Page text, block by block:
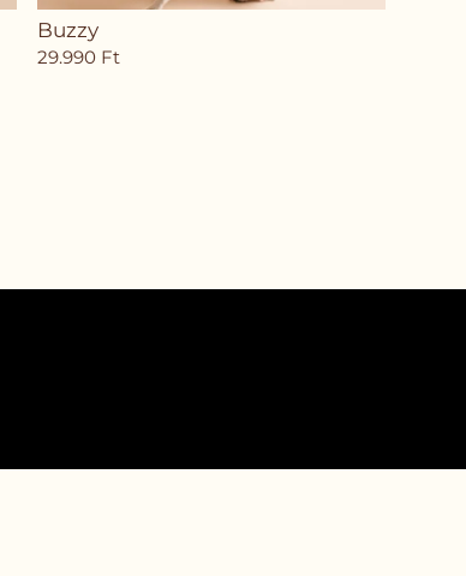
Buzzy
29.990 Ft